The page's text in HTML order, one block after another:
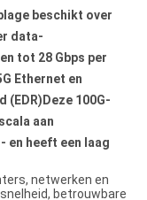
beschikt over
data-
tot 28 Gbps per
Ethernet en
(EDR)Deze 100G-
aan
en heeft een laag
netwerken en
betrouwbare